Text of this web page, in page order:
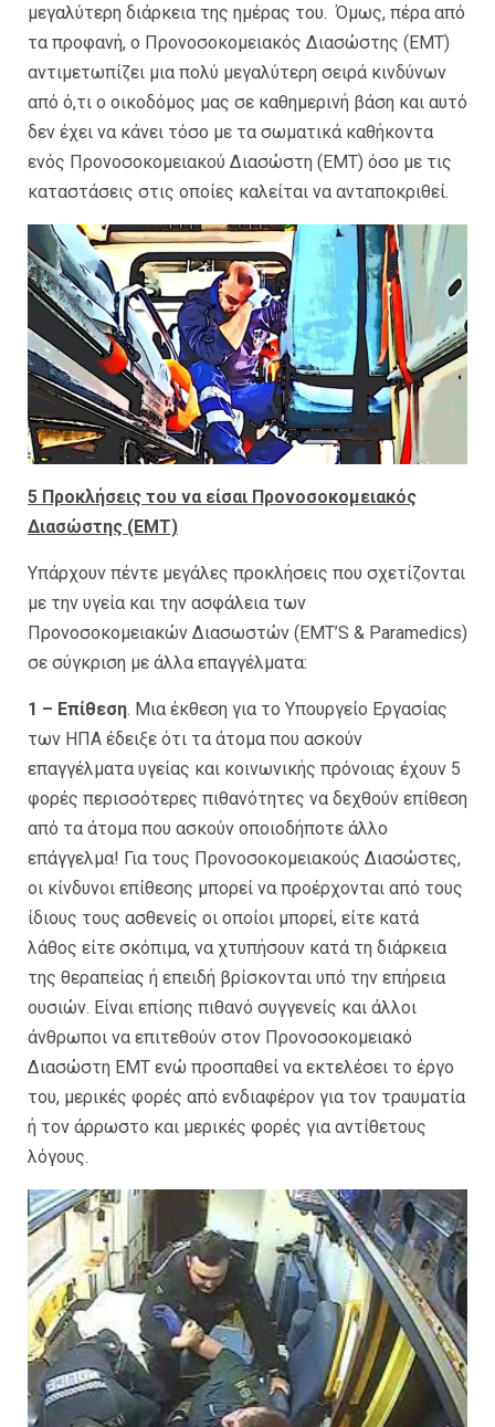
μεγαλύτερη διάρκεια της ημέρας του. Όμως, πέρα από
τα προφανή, ο Προνοσοκομειακός Διασώστης (EMT)
αντιμετωπίζει μια πολύ μεγαλύτερη σειρά κινδύνων
από ό,τι ο οικοδόμος μας σε καθημερινή βάση και αυτό
δεν έχει να κάνει τόσο με τα σωματικά καθήκοντα
ενός Προνοσοκομειακού Διασώστη (EMT) όσο με τις
καταστάσεις στις οποίες καλείται να ανταποκριθεί.
5 Προκλήσεις του να είσαι Προνοσοκομειακός
Διασώστης (EMT)
Υπάρχουν πέντε μεγάλες προκλήσεις που σχετίζονται
με την υγεία και την ασφάλεια των
Προνοσοκομειακών Διασωστών (EMT’S & Paramedics)
σε σύγκριση με άλλα επαγγέλματα:
1 – Επίθεση. Μια έκθεση για το Υπουργείο Εργασίας
των ΗΠΑ έδειξε ότι τα άτομα που ασκούν
επαγγέλματα υγείας και κοινωνικής πρόνοιας έχουν 5
φορές περισσότερες πιθανότητες να δεχθούν επίθεση
από τα άτομα που ασκούν οποιοδήποτε άλλο
επάγγελμα! Για τους Προνοσοκομειακούς Διασώστες,
οι κίνδυνοι επίθεσης μπορεί να προέρχονται από τους
ίδιους τους ασθενείς οι οποίοι μπορεί, είτε κατά
λάθος είτε σκόπιμα, να χτυπήσουν κατά τη διάρκεια
της θεραπείας ή επειδή βρίσκονται υπό την επήρεια
ουσιών. Είναι επίσης πιθανό συγγενείς και άλλοι
άνθρωποι να επιτεθούν στον Προνοσοκομειακό
Διασώστη EMT ενώ προσπαθεί να εκτελέσει το έργο
του, μερικές φορές από ενδιαφέρον για τον τραυματία
ή τον άρρωστο και μερικές φορές για αντίθετους
λόγους.